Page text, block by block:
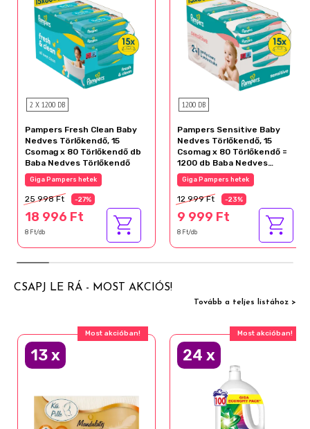
2 X 1200 DB
Pampers Fresh Clean Baby
Nedves Törlőkendő, 15
Csomag x 80 Törlőkendő db
Baba Nedves Törlőkendő
Giga Pampers hetek
25 998 Ft -27%
18 996 Ft
8 Ft/db
1200 DB
Pampers Sensitive Baby
Nedves Törlőkendő, 15
Csomag x 80 Törlőkendő =
1200 db Baba Nedves
Törlőkendő
Giga Pampers hetek
12 999 Ft -23%
9 999 Ft
8 Ft/db
CSAPJ LE RÁ - MOST AKCIÓS!
Tovább a teljes listához >
Most akcióban!
13x
Most akcióban!
24 x